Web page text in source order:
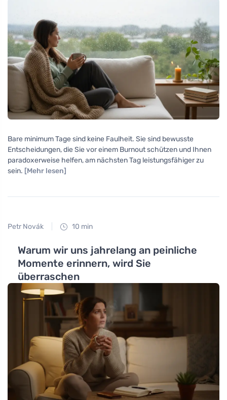
Bare minimum Tage sind keine Faulheit. Sie sind bewusste
Entscheidungen, die Sie vor einem Burnout schützen und Ihnen
paradoxerweise helfen, am nächsten Tag leistungsfähiger zu
sein. [Mehr lesen]
Petr Novák 10 min
Warum wir uns jahrelang an peinliche
Momente erinnern, wird Sie
überraschen